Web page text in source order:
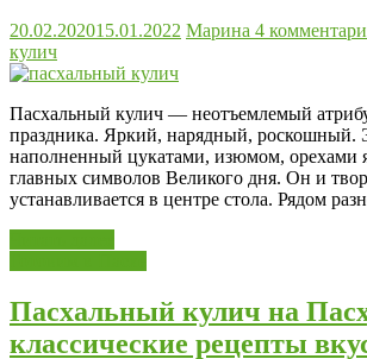
20.02.202015.01.2022 Марина 4
кулич
Пасхальный кулич — неотъемлемый
праздника. Яркий, нарядный, роскошный.
наполненный цукатами, изюмом, орехами
главных символов Великого дня. Он и
устанавливается в центре стола. Рядом
Пасхальный кулич на
классические рецепты